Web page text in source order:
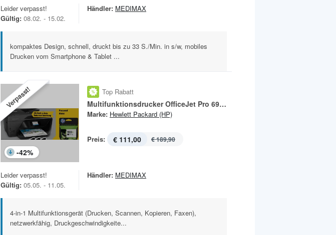
Leider verpasst!
Gültig: 08.02. - 15.02.
Händler: MEDIMAX
kompaktes Design, schnell, druckt bis zu 33 S./Min. in s/w, mobiles
Drucken vom Smartphone & Tablet ...
Verpasst!
-42%
Top Rabatt
Multifunktionsdrucker OfficeJet Pro 6970
Marke: Hewlett Packard (HP)
Preis: € 111,00 € 189,90
Leider verpasst!
Gültig: 05.05. - 11.05.
Händler: MEDIMAX
4-in-1 Multifunktionsgerät (Drucken, Scannen, Kopieren, Faxen),
netzwerkfähig, Druckgeschwindigkeite...